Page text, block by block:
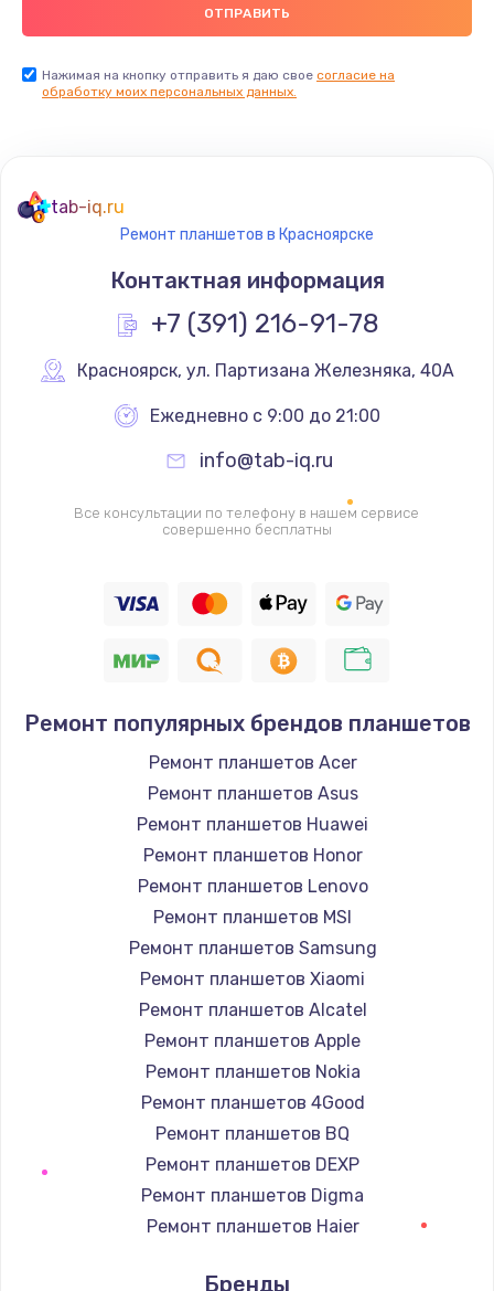
Заказать
Замена видеокарты
2045 руб.
Заказать
Ремонт разъема питания
2745 руб.
Настройка BIOS
995 руб.
Ремонт подсветки
1200 руб.
Заказать
Настройка ОС
1160 руб.
Заказать
Чистка от пыли
1060 руб.
Заказать
Замена южного моста
2750 руб.
Заказать
Замена контроллера питания
Нажимая на кнопку отправить я даю свое согласие на
обработку моих персональных данных.
tab-iq.ru
Ремонт планшетов в Красноярске
Контактная информация
+7 (391) 216-91-78
Красноярск, ул. Партизана Железняка, 40А
Ежедневно с 9:00 до 21:00
info@tab-iq.ru
Все консультации по телефону в нашем сервисе
совершенно бесплатны
Ремонт популярных брендов планшетов
Ремонт планшетов Acer
Ремонт планшетов Asus
Ремонт планшетов Huawei
Ремонт планшетов Honor
Ремонт планшетов Lenovo
Ремонт планшетов MSI
Ремонт планшетов Samsung
Ремонт планшетов Xiaomi
Ремонт планшетов Alcatel
Ремонт планшетов Apple
Ремонт планшетов Nokia
Ремонт планшетов 4Good
Ремонт планшетов BQ
Ремонт планшетов DEXP
Ремонт планшетов Digma
Ремонт планшетов Haier
Бренды